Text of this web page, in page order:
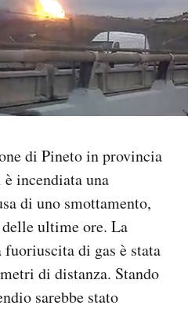
di Pineto in provincia
incendiata una
di uno smottamento,
ultime ore. La
di gas è stata
di distanza. Stando
sarebbe stato